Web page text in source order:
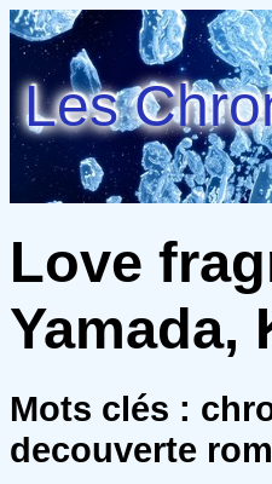
Les
Love
Yamada,
Mots clés :
decouverte